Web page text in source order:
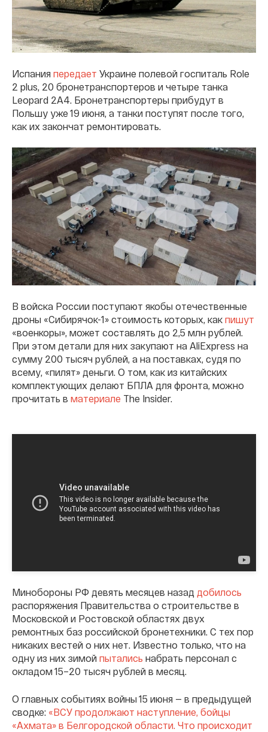
Испания передает Украине полевой госпиталь Role
2 plus, 20 бронетранспортеров и четыре танка
Leopard 2A4. Бронетранспортеры прибудут в
Польшу уже 19 июня, а танки поступят после того,
как их закончат ремонтировать.
В войска России поступают якобы отечественные
дроны «Сибирячок-1» стоимость которых, как пишут
«военкоры», может составлять до 2,5 млн рублей.
При этом детали для них закупают на AliExpress на
сумму 200 тысяч рублей, а на поставках, судя по
всему, «пилят» деньги. О том, как из китайских
комплектующих делают БПЛА для фронта, можно
прочитать в материале The Insider.
Минобороны РФ девять месяцев назад добилось
распоряжения Правительства о строительстве в
Московской и Ростовской областях двух
ремонтных баз российской бронетехники. С тех пор
никаких вестей о них нет. Известно только, что на
одну из них зимой пытались набрать персонал с
окладом 15–20 тысяч рублей в месяц.
О главных событиях войны 15 июня — в предыдущей
сводке: «ВСУ продолжают наступление, бойцы
«Ахмата» в Белгородской области. Что происходит